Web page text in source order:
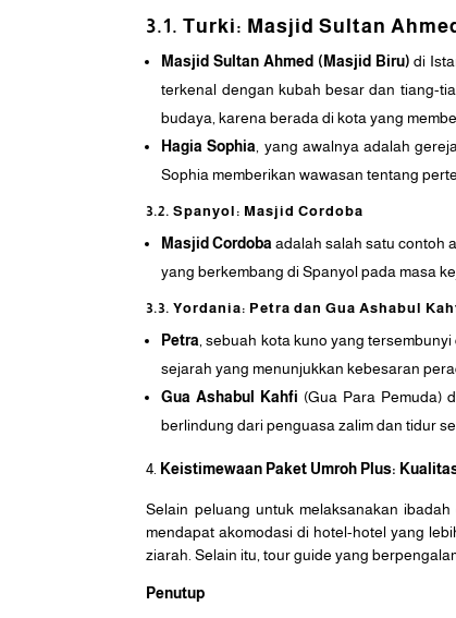
3.1. Turki: Masjid Sultan
Masjid Sultan Ahmed (Masjid Biru) di
terkenal dengan kubah besar dan tiang-
budaya, karena berada di kota yang
Hagia Sophia, yang awalnya adalah
Sophia memberikan wawasan tentang
3.2. Spanyol: Masjid Cordoba
Masjid Cordobaadalah salah satu contoh
yang berkembang di Spanyol pada masa
3.3. Yordania: Petra dan Gua Ashabul
Petra, sebuah kota kuno yang
sejarah yang menunjukkan kebesaran
Gua Ashabul Kahfi (Gua Para Pemuda)
berlindung dari penguasa zalim dan tidur
Keistimewaan Paket Umroh Plus:
Selain peluang untuk melaksanakan
mendapat akomodasi di hotel-hotel yang
ziarah. Selain itu, tour guide yang
Penutup